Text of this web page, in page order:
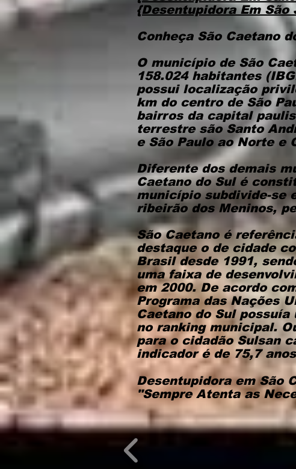
{Desentupidora Em São
Conheça São Caetano
O município de São
158.024 habitantes
possui localização
km do centro de São
bairros da capital
terrestre são Santo
e São Paulo ao Norte e
Diferente dos demais
Caetano do Sul é
município subdivide-se
ribeirão dos Meninos,
São Caetano é
destaque o de cidade
Brasil desde 1991,
uma faixa de
em 2000. De acordo
Programa das Nações
Caetano do Sul
no ranking municipal.
para o cidadão Sulsan
indicador é de 75,7
Desentupidora em São
"Sempre Atenta as